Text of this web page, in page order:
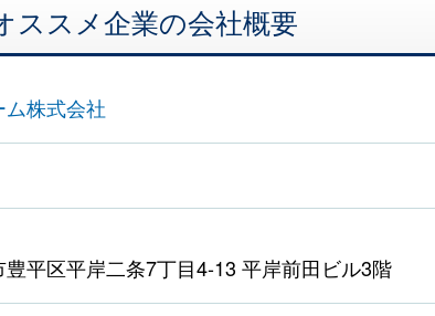
ススメ企業の会社概要
ム株式会社
平区平岸二条7丁目4-13 平岸前田ビル3階